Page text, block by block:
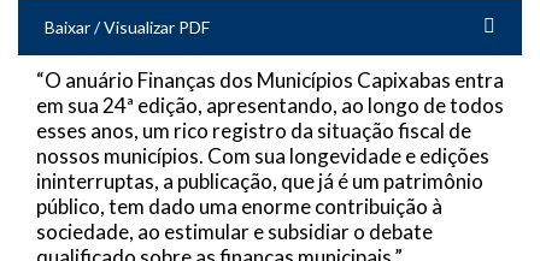
Baixar / Visualizar PDF
“O anuário Finanças dos Municípios Capixabas entra
em sua 24ª edição, apresentando, ao longo de todos
esses anos, um rico registro da situação fiscal de
nossos municípios. Com sua longevidade e edições
ininterruptas, a publicação, que já é um patrimônio
público, tem dado uma enorme contribuição à
sociedade, ao estimular e subsidiar o debate